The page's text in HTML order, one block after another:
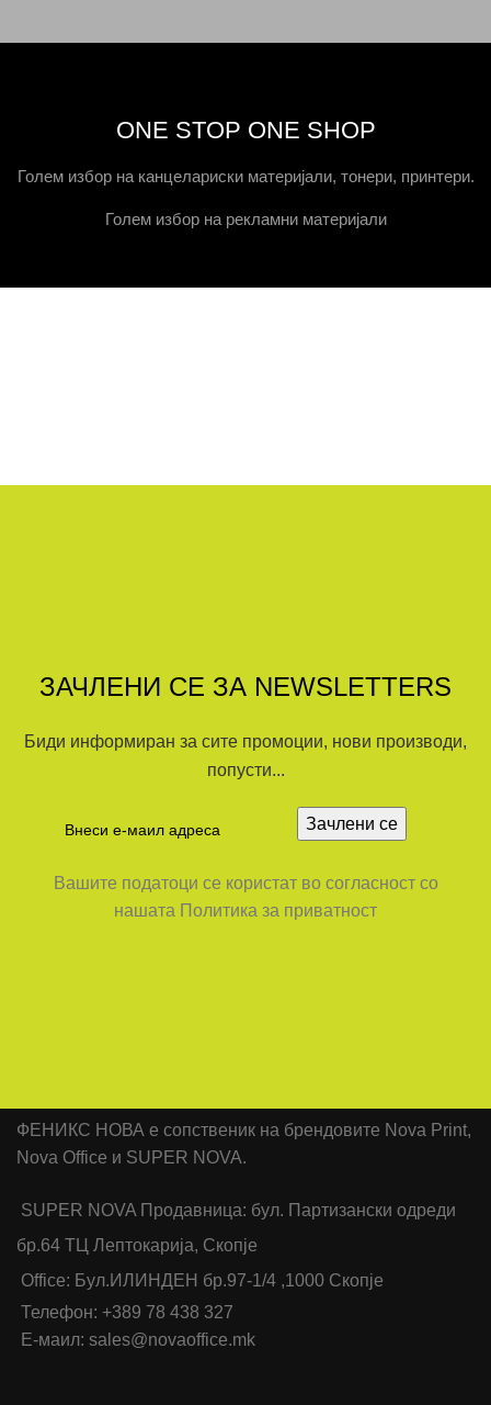
ONE STOP ONE SHOP
Голем избор на канцелариски материјали, тонери, принтери.
Голем избор на рекламни материјали
ЗАЧЛЕНИ СЕ ЗА NEWSLETTERS
Биди информиран за сите промоции, нови производи,
попусти...
Вашите податоци се користат во согласност со
нашата Политика за приватност
ФЕНИКС НОВА е сопственик на брендовите Nova Print,
Nova Office и SUPER NOVA.
SUPER NOVA Продавница: бул. Партизански одреди
бр.64 ТЦ Лептокарија, Скопје
Office: Бул.ИЛИНДЕН бр.97-1/4 ,1000 Скопје
Телефон: +389 78 438 327
Е-маил: sales@novaoffice.mk